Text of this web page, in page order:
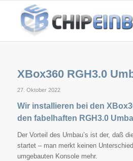
XBox360 RGH3.0
27. Oktober 2022
Wir installieren bei den
den fabelhaften RGH3.0
Der Vorteil des Umbau’s ist der, daß
startet – man merkt keinen
umgebauten Konsole mehr.